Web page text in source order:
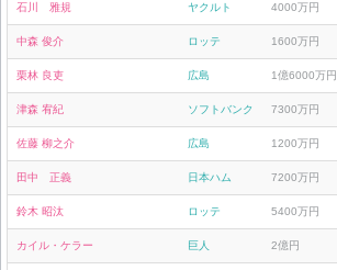
石川 雅規 ヤクルト 4000万円
中森 俊介 ロッテ 1600万円
栗林 良吏 広島 1億6000万円
津森 宥紀 ソフトバンク 7300万円
佐藤 柳之介 広島 1200万円
田中 正義 日本ハム 7200万円
鈴木 昭汰 ロッテ 5400万円
カイル・ケラー 巨人 2億円